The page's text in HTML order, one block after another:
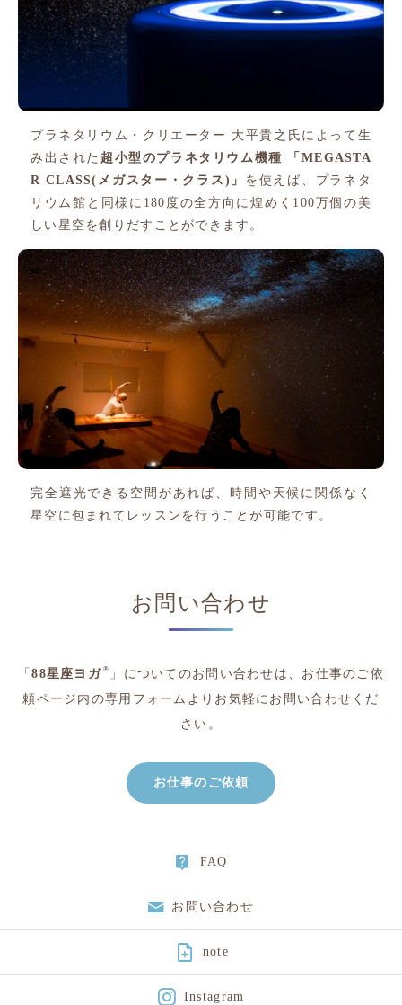
プラネタリウム・クリエーター 大平貴之氏によって生
み出された 超小型のプラネタリウム機種 「MEGASTA
R CLASS(メガスター・クラス)」 を使えば、プラネタ
リウム館と同様に180度の全方向に煌めく100万個の美
しい星空を創りだすことができます。
完全遮光できる空間があれば、時間や天候に関係なく
星空に包まれてレッスンを行うことが可能です。
お問い合わせ
「88星座ヨガ ® 」についてのお問い合わせは、 お仕事のご依
頼ページ内の専用フォームよりお気軽にお問い合わせくだ
さい。
お仕事のご依頼
FAQ
お問い合わせ
 note
Instagram